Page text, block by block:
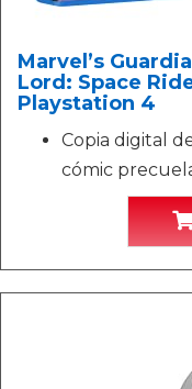
Marvel’s
Lord: Space
Playstation 4
Copia digital
cómic